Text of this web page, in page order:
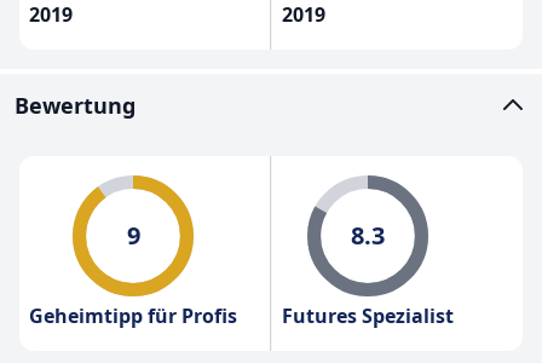
2019 2019
Bewertung
9
Geheimtipp für Profis
8.3
Futures Spezialist